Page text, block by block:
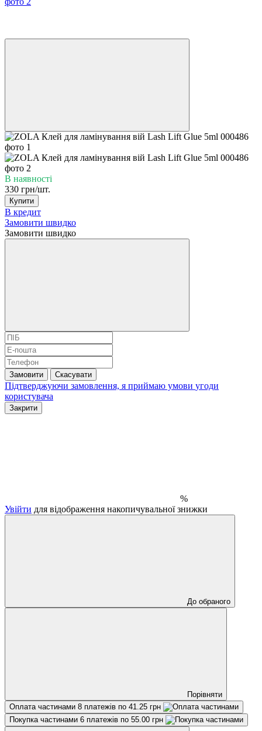
В наявності
330 грн/шт.
Купити
В кредит
Замовити швидко
Замовити швидко
Замовити Скасувати
Підтверджуючи замовлення, я приймаю умови угоди
користувача
Закрити
%
Увійти для відображення накопичувальної знижки
До обраного
Порівняти
Оплата частинами 8 платежів по 41.25 грн
Покупка частинами 6 платежів по 55.00 грн